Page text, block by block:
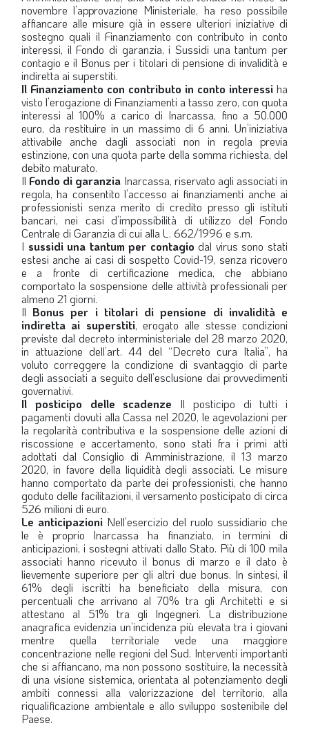
novembre l’approvazione Ministeriale, ha reso possibile
affiancare alle misure già in essere ulteriori iniziative di
sostegno quali il Finanziamento con contributo in conto
interessi, il Fondo di garanzia, i Sussidi una tantum per
contagio e il Bonus per i titolari di pensione di invalidità e
indiretta ai superstiti.
Il Finanziamento con contributo in conto interessi ha
visto l’erogazione di Finanziamenti a tasso zero, con quota
interessi al 100% a carico di Inarcassa, fino a 50.000
euro, da restituire in un massimo di 6 anni. Un’iniziativa
attivabile anche dagli associati non in regola previa
estinzione, con una quota parte della somma richiesta, del
debito maturato.
Il Fondo di garanzia Inarcassa, riservato agli associati in
regola, ha consentito l’accesso ai finanziamenti anche ai
professionisti senza merito di credito presso gli istituti
bancari, nei casi d’impossibilità di utilizzo del Fondo
Centrale di Garanzia di cui alla L. 662/1996 e s.m.
I sussidi una tantum per contagio dal virus sono stati
estesi anche ai casi di sospetto Covid-19, senza ricovero
e a fronte di certificazione medica, che abbiano
comportato la sospensione delle attività professionali per
almeno 21 giorni.
Il Bonus per i titolari di pensione di invalidità e
indiretta ai superstiti, erogato alle stesse condizioni
previste dal decreto interministeriale del 28 marzo 2020,
in attuazione dell’art. 44 del “Decreto cura Italia”, ha
voluto correggere la condizione di svantaggio di parte
degli associati a seguito dell’esclusione dai provvedimenti
governativi.
Il posticipo delle scadenze Il posticipo di tutti i
pagamenti dovuti alla Cassa nel 2020, le agevolazioni per
la regolarità contributiva e la sospensione delle azioni di
riscossione e accertamento, sono stati fra i primi atti
adottati dal Consiglio di Amministrazione, il 13 marzo
2020, in favore della liquidità degli associati. Le misure
hanno comportato da parte dei professionisti, che hanno
goduto delle facilitazioni, il versamento posticipato di circa
526 milioni di euro.
Le anticipazioni Nell’esercizio del ruolo sussidiario che
le è proprio Inarcassa ha finanziato, in termini di
anticipazioni, i sostegni attivati dallo Stato. Più di 100 mila
associati hanno ricevuto il bonus di marzo e il dato è
lievemente superiore per gli altri due bonus. In sintesi, il
61% degli iscritti ha beneficiato della misura, con
percentuali che arrivano al 70% tra gli Architetti e si
attestano al 51% tra gli Ingegneri. La distribuzione
anagrafica evidenzia un’incidenza più elevata tra i giovani
mentre quella territoriale vede una maggiore
concentrazione nelle regioni del Sud. Interventi importanti
che si affiancano, ma non possono sostituire, la necessità
di una visione sistemica, orientata al potenziamento degli
ambiti connessi alla valorizzazione del territorio, alla
riqualificazione ambientale e allo sviluppo sostenibile del
Paese.